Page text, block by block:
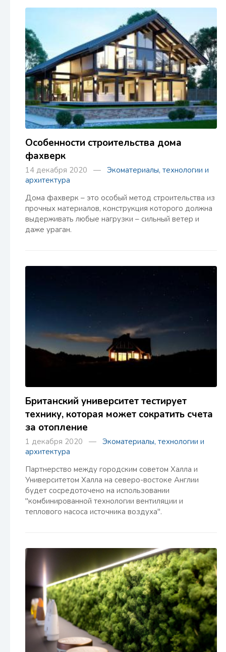
Особенности строительства дома
фахверк
14 декабря 2020 — Экоматериалы, технологии и
архитектура
Дома фахверк – это особый метод строительства из
прочных материалов, конструкция которого должна
выдерживать любые нагрузки – сильный ветер и
даже ураган.
Британский университет тестирует
технику, которая может сократить счета
за отопление
1 декабря 2020 — Экоматериалы, технологии и
архитектура
Партнерство между городским советом Халла и
Университетом Халла на северо-востоке Англии
будет сосредоточено на использовании
"комбинированной технологии вентиляции и
теплового насоса источника воздуха".